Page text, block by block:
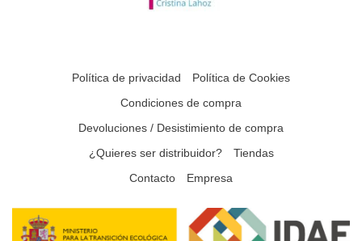
Política de privacidad
Política de Cookies
Condiciones de compra
Devoluciones / Desistimiento de compra
¿Quieres ser distribuidor?
Tiendas
Contacto
Empresa